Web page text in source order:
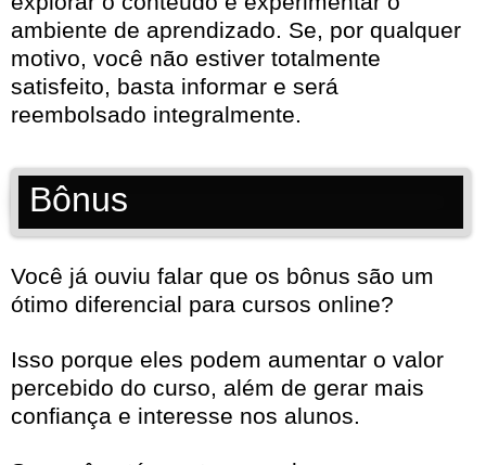
ambiente de aprendizado. Se, por qualquer
motivo, você não estiver totalmente
satisfeito, basta informar e será
reembolsado integralmente.
Bônus
Você já ouviu falar que os bônus são um
ótimo diferencial para cursos online?
Isso porque eles podem aumentar o valor
percebido do curso, além de gerar mais
confiança e interesse nos alunos.